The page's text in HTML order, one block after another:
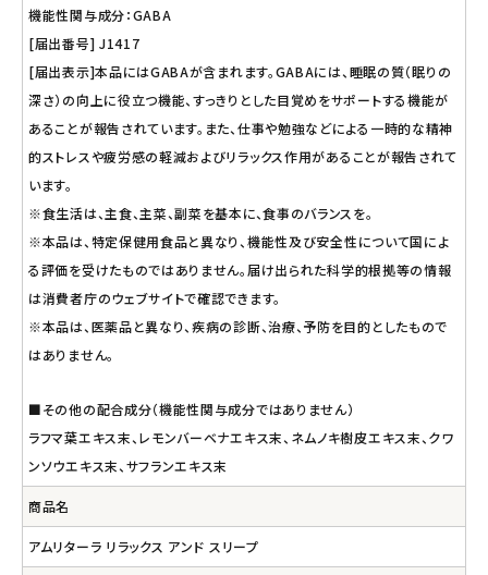
機能性関与成分：GABA
[届出番号] J1417
[届出表示]本品にはGABAが含まれます。GABAには、睡眠の質（眠りの
深さ）の向上に役立つ機能、すっきりとした目覚めをサポートする機能が
あることが報告されています。また、仕事や勉強などによる一時的な精神
的ストレスや疲労感の軽減およびリラックス作用があることが報告されて
います。
※食生活は、主食、主菜、副菜を基本に、食事のバランスを。
※本品は、特定保健用食品と異なり、機能性及び安全性について国によ
る評価を受けたものではありません。届け出られた科学的根拠等の情報
は消費者庁のウェブサイトで確認できます。
※本品は、医薬品と異なり、疾病の診断、治療、予防を目的としたもので
はありません。
■その他の配合成分（機能性関与成分ではありません）
ラフマ葉エキス末、レモンバーベナエキス末、ネムノキ樹皮エキス末、クワ
ンソウエキス末、サフランエキス末
商品名
アムリターラ リラックス アンド スリープ